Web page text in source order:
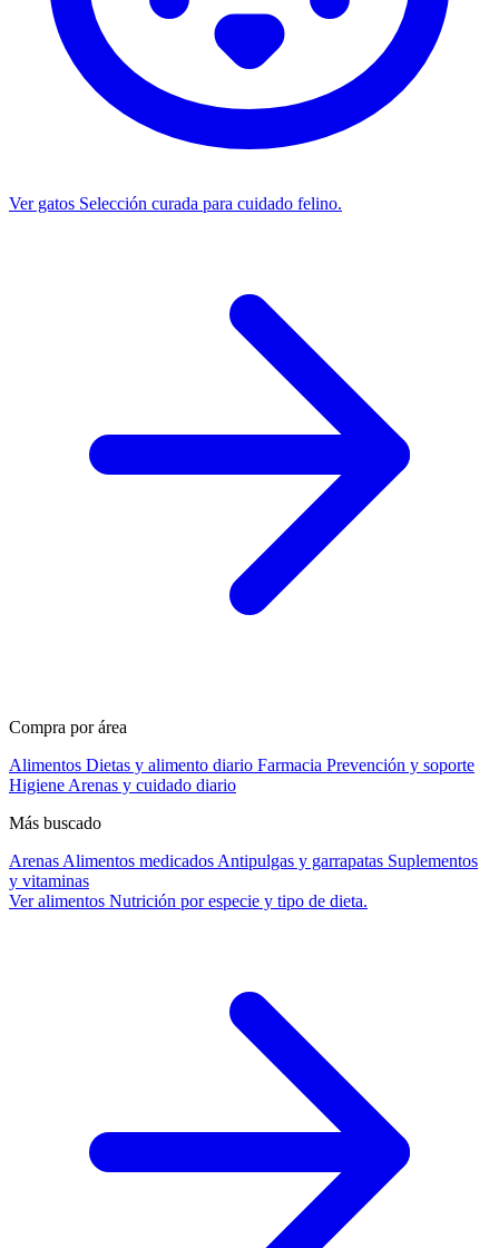
Ver gatos Selección curada para cuidado felino.
Compra por área
Alimentos Dietas y alimento diario Farmacia Prevención y soporte
Higiene Arenas y cuidado diario
Más buscado
Arenas Alimentos medicados Antipulgas y garrapatas Suplementos
y vitaminas
Ver alimentos Nutrición por especie y tipo de dieta.